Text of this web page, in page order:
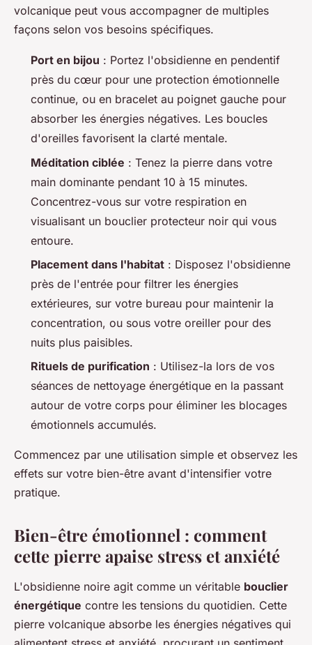
volcanique peut vous accompagner de multiples
façons selon vos besoins spécifiques.
Port en bijou : Portez l'obsidienne en pendentif
près du cœur pour une protection émotionnelle
continue, ou en bracelet au poignet gauche pour
absorber les énergies négatives. Les boucles
d'oreilles favorisent la clarté mentale.
Méditation ciblée : Tenez la pierre dans votre
main dominante pendant 10 à 15 minutes.
Concentrez-vous sur votre respiration en
visualisant un bouclier protecteur noir qui vous
entoure.
Placement dans l'habitat : Disposez l'obsidienne
près de l'entrée pour filtrer les énergies
extérieures, sur votre bureau pour maintenir la
concentration, ou sous votre oreiller pour des
nuits plus paisibles.
Rituels de purification : Utilisez-la lors de vos
séances de nettoyage énergétique en la passant
autour de votre corps pour éliminer les blocages
émotionnels accumulés.
Commencez par une utilisation simple et observez les
effets sur votre bien-être avant d'intensifier votre
pratique.
Bien-être émotionnel : comment
cette pierre apaise stress et anxiété
L'obsidienne noire agit comme un véritable bouclier
énergétique contre les tensions du quotidien. Cette
pierre volcanique absorbe les énergies négatives qui